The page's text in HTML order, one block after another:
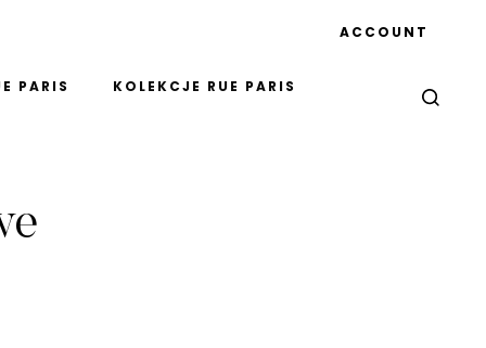
PARIS KOLEKCJE RUE PARIS
ACCOUNT